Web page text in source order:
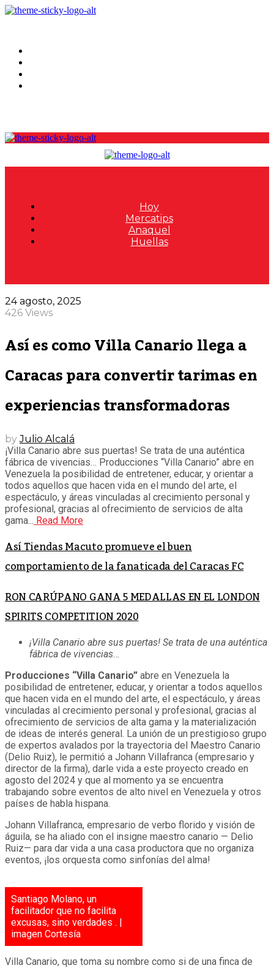
Hoy
Mercatips
Anaquel
Huellas
24 agosto, 2025
426 Views
Así es como Villa Canario llega a
Caracas para convertir tarimas en
experiencias transformadoras
byJulio Alcalá
¡Villa Canario abre sus puertas! Se trata de una auténtica
fábrica de vivencias… Producciones “Villa Canario” abre en
Venezuela la posibilidad de entretener, educar, y orientar a
todos aquellos que hacen vida en el mundo del arte, el
espectáculo, y áreas vinculadas al crecimiento personal y
profesional, gracias al ofrecimiento de servicios de alta
gama... Read More
Así Tiendas Macuto promueve el buen
comportamiento de la fanaticada del Caracas FC
RON CARÚPANO GANA 5 MEDALLAS EN EL LONDON
SPIRITS COMPETITION 2020
¡Villa Canario abre sus puertas! Se trata de una auténtica
fábrica de vivencias…
Producciones “Villa Canario” abre en Venezuela la
posibilidad de entretener, educar, y orientar a todos aquellos
que hacen vida en el mundo del arte, el espectáculo, y áreas
vinculadas al crecimiento personal y profesional, gracias al
ofrecimiento de servicios de alta gama y la materialización
de ideas de interés general. La unión de un prestigioso grupo
de expertos avalados por la trayectoria del Maestro Canario
(Delio Ruiz), le permitió a Johann Villafranca (empresario y
director de la firma), darle vida a este proyecto creado en
agosto del 2024 y que al momento ya se encuentra
trabajando sobre eventos de alto nivel en Venezuela y otros
países de habla hispana.
Johann Villafranca, empresario de verbo florido y visión de
águila, se ha aliado con el insigne maestro canario — Delio
Ruiz— para dar vida a una casa productora que no organiza
eventos, ¡los orquesta como sinfonías del alma!
Santiago Molano, un
facilitador que no facilita
excusas, sino verdades . |
imagen Cortesía
Villa Canario, que toma su nombre como si de una finca de